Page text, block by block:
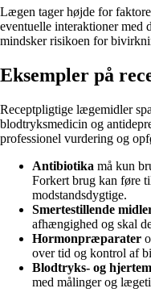
Lægen tager højde for
eventuelle interaktioner med
mindsker risikoen for
Eksempler på
Receptpligtige lægemidler
blodtryksmedicin og
professionel vurdering og
Antibiotika må kun
Forkert brug kan føre
modstandsdygtige.
Smertestillende
afhængighed og skal
Hormonpræparater
over tid og kontrol af
Blodtryks- og
med målinger og